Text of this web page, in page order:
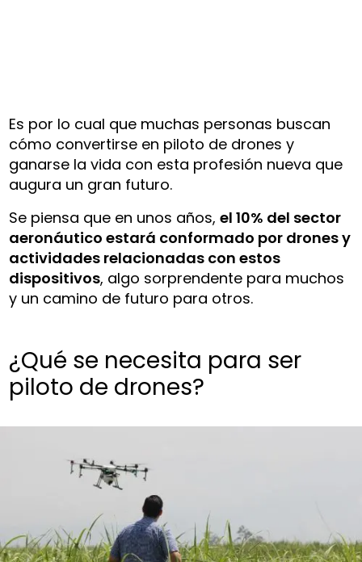
Es por lo cual que muchas personas buscan
cómo convertirse en piloto de drones y
ganarse la vida con esta profesión nueva que
augura un gran futuro.
Se piensa que en unos años,el 10% del sector
aeronáutico estará conformado por drones y
actividades relacionadas con estos
dispositivos, algo sorprendente para muchos
y un camino de futuro para otros.
¿Qué se necesita para ser
piloto de drones?